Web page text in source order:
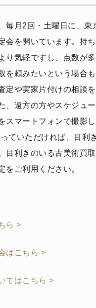
毎月2回・土曜日に、東
会を開いています。持
り気軽ですし、点数が
を頼みたいという場合
定や実家片付けの相談
、遠方の方やスケジュ
スマートフォンで撮影
ていただければ、目利
目利きのいる古美術買
をご利用ください。
ら >
はこちら >
てはこちら >